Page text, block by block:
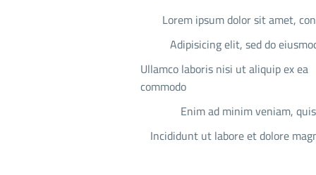
Lorem ipsum dolor sit amet,
Adipisicing elit, sed do
Ullamco laboris nisi ut aliquip ex ea
commodo
Enim ad minim veniam,
Incididunt ut labore et dolore